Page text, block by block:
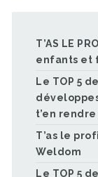
T’AS LE
enfants et
Le TOP 5
t’en
T’as le
Weldom
Le TOP 5